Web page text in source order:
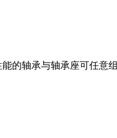
的轴承与轴承座可任意